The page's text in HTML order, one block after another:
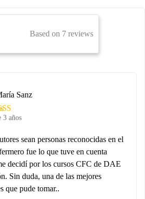
Based on 7 reviews
3 años
Sanz
sean personas reconocidas en el
fue lo que tuve en cuenta
decidí por los cursos CFC de DAE
Sin duda, una de las mejores
que pude tomar..